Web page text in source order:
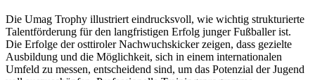
Die Umag Trophy illustriert eindrucksvoll, wie wichtig strukturierte
Talentförderung für den langfristigen Erfolg junger Fußballer ist.
Die Erfolge der osttiroler Nachwuchskicker zeigen, dass gezielte
Ausbildung und die Möglichkeit, sich in einem internationalen
Umfeld zu messen, entscheidend sind, um das Potenzial der Jugend